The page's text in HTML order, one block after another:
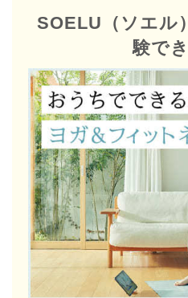
SOELU（ソエル
験で